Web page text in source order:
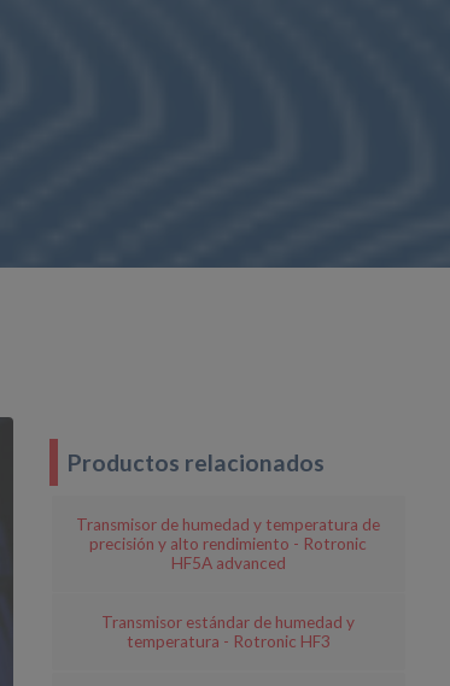
Productos relacionados
Transmisor de humedad y temperatura de
precisión y alto rendimiento - Rotronic
HF5A advanced
Transmisor estándar de humedad y
temperatura - Rotronic HF3